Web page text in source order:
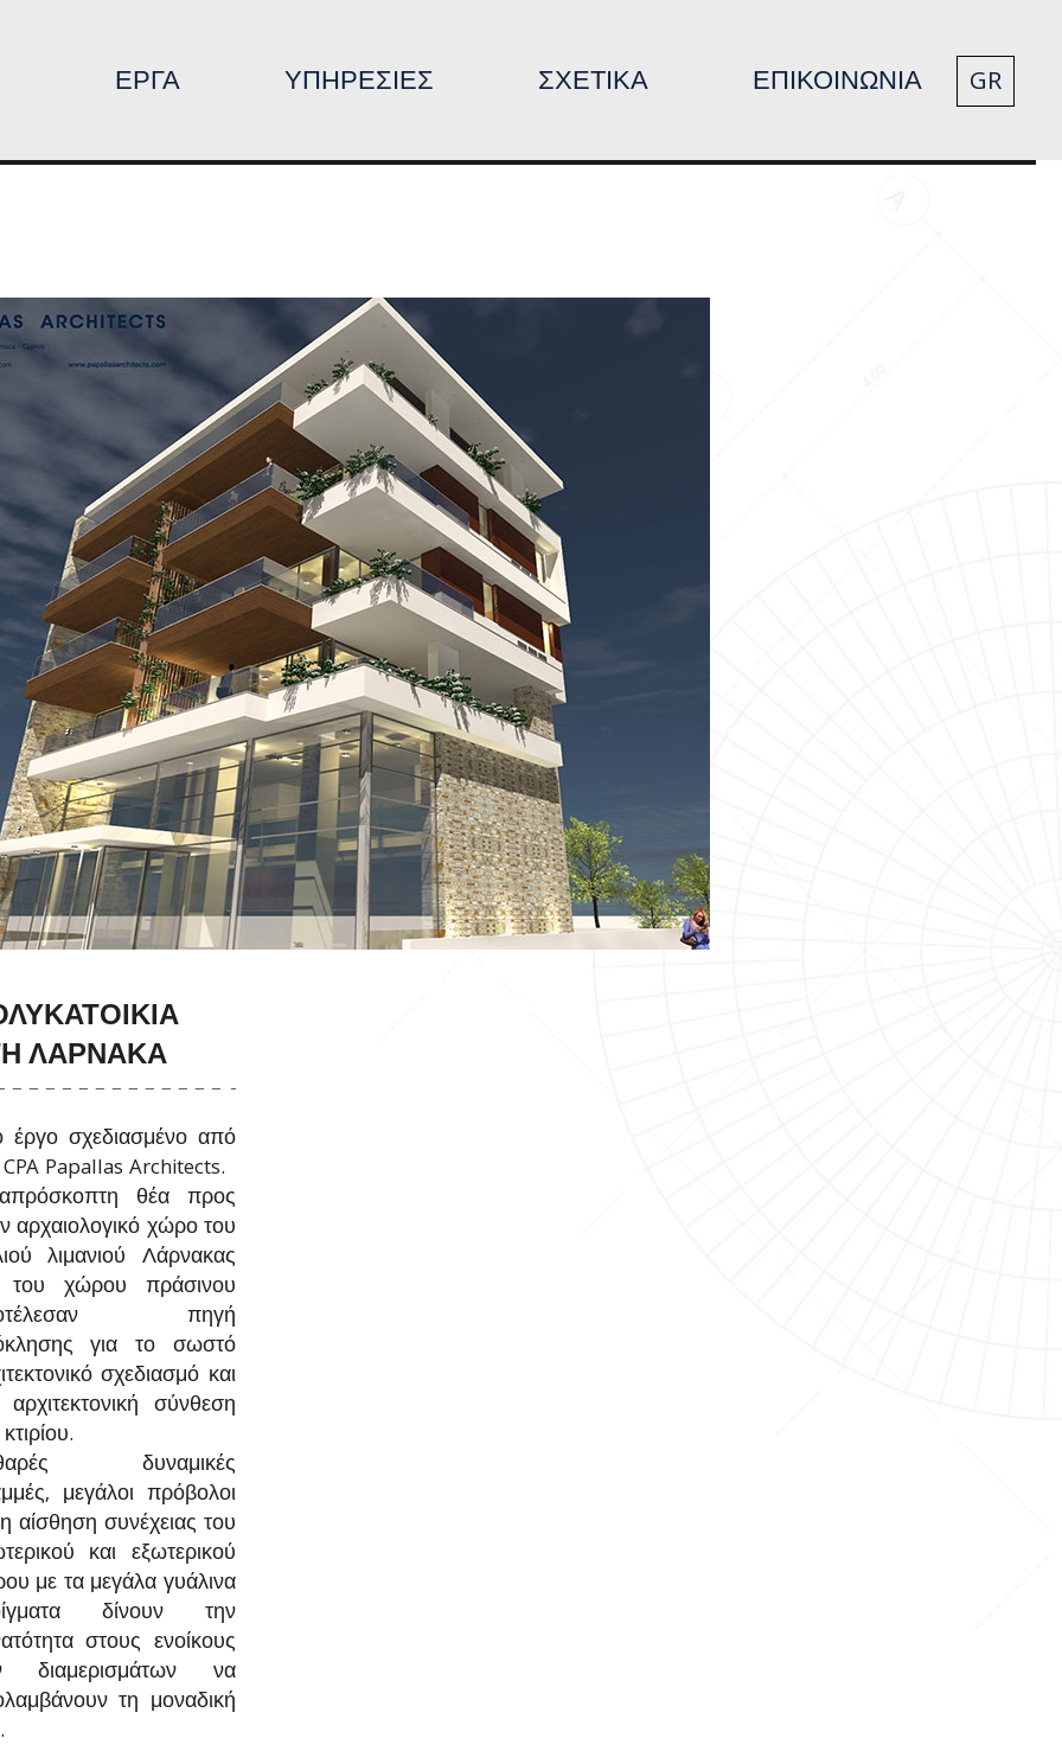
ΕΡΓΑ ΥΠΗΡΕΣΙΕΣ ΣΧΕΤΙΚΑ ΕΠΙΚΟΙΝΩΝΙΑ GR
ΛΆΡΝΑΚΑ
έργο σχεδιασμένο από
Papallas Architects.
θέα προς
αρχαιολογικό χώρο του
λιμανιού Λάρνακας
του χώρου πράσινου
πηγή
για το σωστό
σχεδιασμό και
σύνθεση
δυναμικές
μεγάλοι πρόβολοι
αίσθηση συνέχειας του
και εξωτερικού
με τα μεγάλα γυάλινα
δίνουν την
στους ενοίκους
διαμερισμάτων να
τη μοναδική